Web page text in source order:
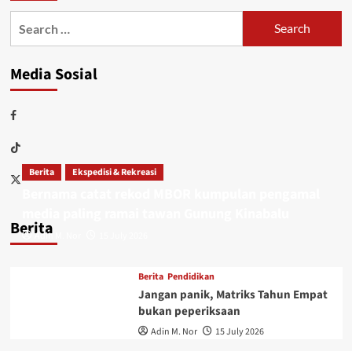
Media Sosial
Berita
Berita Ekspedisi & Rekreasi
Adin M. Nor
Berita Pendidikan
Jangan panik, Matriks Tahun Empat
bukan peperiksaan
Adin M. Nor 15 July 2026